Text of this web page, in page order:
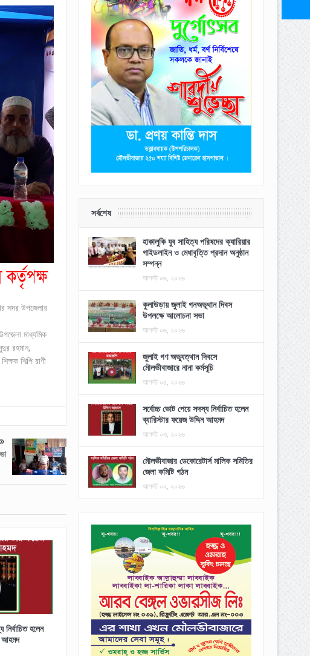
সদর উপজেলার
মাধ্যমিক
রহমান,
শিল্পি রাণী
হলেন
আহমদ
সর্বশেষ
হাকালুকি যুব সাহিত্য পরিষদের ক্যারিয়ার
গাইডলাইন ও মেধাবৃত্তি প্রদান অনুষ্ঠান
সম্পন্ন
আগস্ট ০৬, ২০২৬
কুলাউড়ায় জুলাই গনঅভূথান দিবস
উপলক্ষে আলোচনা সভা
আগস্ট ০৬, ২০২৬
জুলাই গণ অভ্যুত্থান দিবসে
মৌলভীবাজারে নানা কর্মসূচি
আগস্ট ০৫, ২০২৬
সর্বোচ্চ ভোট পেয়ে সদস্য নির্বাচিত হলেন
ব্যারিস্টার ফয়েজ উদ্দিন আহমদ
আগস্ট ০৩, ২০২৬
মৌলভীবাজার ডেকোরেটার্স মালিক সমিতির
জেলা কমিটি গঠন
আগস্ট ০২, ২০২৬